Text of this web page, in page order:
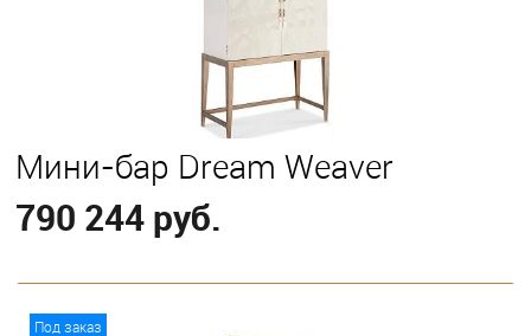
Мини-бар Dream Weaver
790 244 руб.
Под заказ